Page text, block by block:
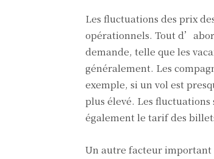
Les fluctuations des prix
opérationnels. Tout
demande, telle que les
généralement. Les
exemple, si un vol est
plus élevé. Les
également le tarif des
Un autre facteur important